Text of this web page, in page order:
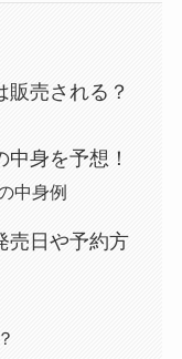
販売される？
身を予想！
中身例
売日や予約方